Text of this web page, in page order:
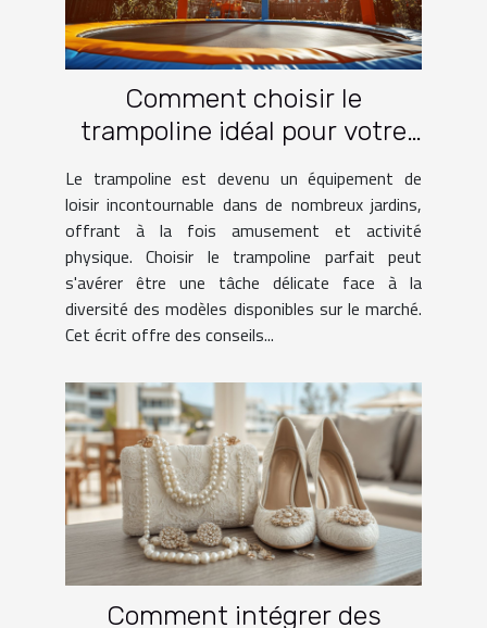
Comment choisir le
trampoline idéal pour votre
Le trampoline est devenu un équipement de
loisir incontournable dans de nombreux jardins,
offrant à la fois amusement et activité
physique. Choisir le trampoline parfait peut
s'avérer être une tâche délicate face à la
diversité des modèles disponibles sur le marché.
Cet écrit offre des conseils...
Comment intégrer des